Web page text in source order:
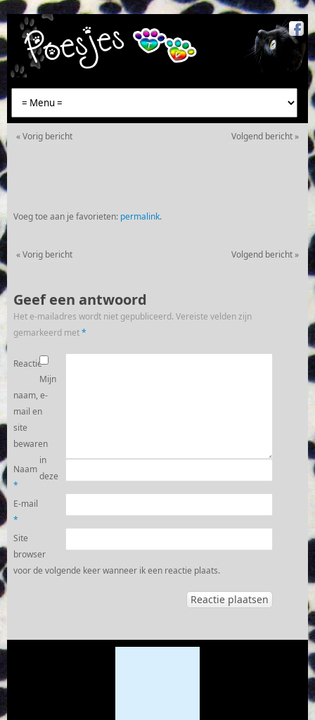
«Vorig bericht Volgend bericht»
Voeg toe aan je favorieten: permalink.
«Vorig bericht Volgend bericht»
Geef een antwoord
Het e-mailadres wordt niet gepubliceerd. Vereiste velden zijn
gemarkeerd met*
Reactie
Naam
*
E-mail
*
Site
Mijn
naam, e-
mail en
site
bewaren
in
deze
browser
voor de volgende keer wanneer ik een reactie plaats.